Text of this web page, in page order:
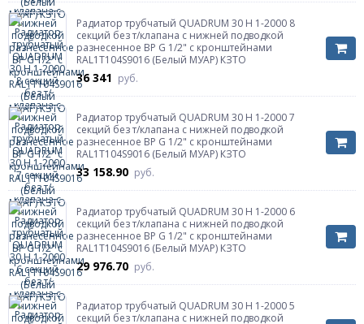
Радиатор трубчатый QUADRUM 30 H 1-2000 8
секций без т/клапана с нижней подводкой
разнесенное ВР G 1/2" с кронштейнами
RAL1T104S9016 (Белый МУАР) КЗТО
36 341 руб.
Радиатор трубчатый QUADRUM 30 H 1-2000 7
секций без т/клапана с нижней подводкой
разнесенное ВР G 1/2" с кронштейнами
RAL1T104S9016 (Белый МУАР) КЗТО
33 158.90 руб.
Радиатор трубчатый QUADRUM 30 H 1-2000 6
секций без т/клапана с нижней подводкой
разнесенное ВР G 1/2" с кронштейнами
RAL1T104S9016 (Белый МУАР) КЗТО
29 976.70 руб.
Радиатор трубчатый QUADRUM 30 H 1-2000 5
секций без т/клапана с нижней подводкой